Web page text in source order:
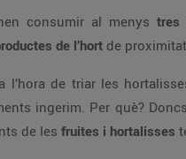
consumir al menys tres
de l’hort de
l’hora de triar les
ingerim. Per què?
de les fruites i hortalisses